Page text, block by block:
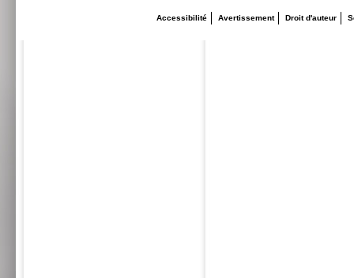
Accessibilité Avertissement Droit d'auteur